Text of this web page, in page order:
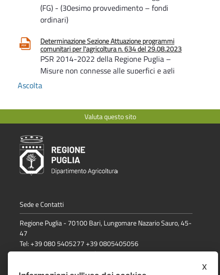
(FG) - (30esimo provvedimento – fondi
ordinari)
Determinazione Sezione Attuazione programmi
comunitari per l'agricoltura n. 634 del 29.08.2023
PSR 2014-2022 della Regione Puglia –
Misure non connesse alle superfici e agli
animali - Paragrafo19 “Disposizioni
interventi ed alla presentazione della
dei beneficiari ammessi alle norme di
transizione
Determinazione Sezione Attuazione programmi
l’attuazione del PSR Puglia 2007-2013.
Liquidazione di euro 33.811,85 in favore
del Comune di Cagnano Varano (FG) -
(29esimo provvedimento – fondi ordinari)
Ascolta
Valuta questo sito
Sede e Contatti
Regione Puglia - 70100 Bari, Lungomare Nazario Sauro, 45-
47
Tel: +39 080 5405277 +39 0805405056
email:comunicazione.psr@regione.puglia.it
x